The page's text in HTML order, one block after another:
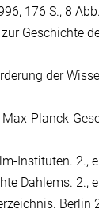
176 S., 8 Abb.
Geschichte
der
Planck-
Instituten. 2.,
Dahlems. 2.,
Berlin